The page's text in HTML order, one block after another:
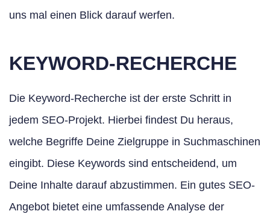
uns mal einen Blick darauf werfen.
KEYWORD-RECHERCHE
Die Keyword-Recherche ist der erste Schritt in
jedem SEO-Projekt. Hierbei findest Du heraus,
welche Begriffe Deine Zielgruppe in Suchmaschinen
eingibt. Diese Keywords sind entscheidend, um
Deine Inhalte darauf abzustimmen. Ein gutes SEO-
Angebot bietet eine umfassende Analyse der